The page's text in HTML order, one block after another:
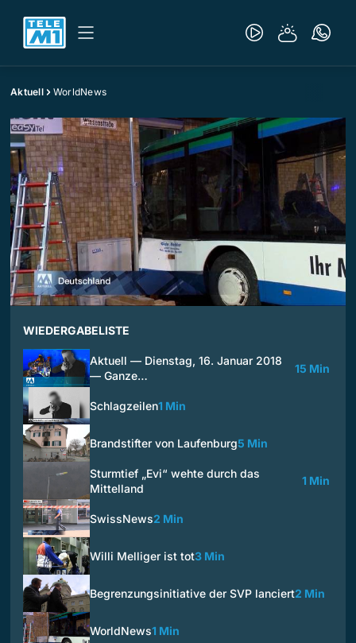
Aktuell WorldNews
WIEDERGABELISTE
Aktuell — Dienstag, 16. Januar 2018
— Ganze…
15 Min
Schlagzeilen1 Min
Brandstifter von Laufenburg5 Min
Sturmtief „Evi“ wehte durch das
Mittelland
1 Min
SwissNews2 Min
Willi Melliger ist tot3 Min
Begrenzungsinitiative der SVP lanciert2 Min
WorldNews1 Min